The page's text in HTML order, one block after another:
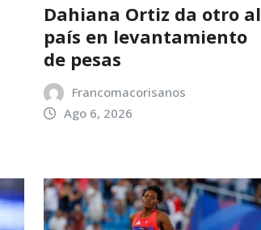
Dahiana Ortiz da otro al
país en levantamiento
de pesas
Francomacorisanos
Ago 6, 2026